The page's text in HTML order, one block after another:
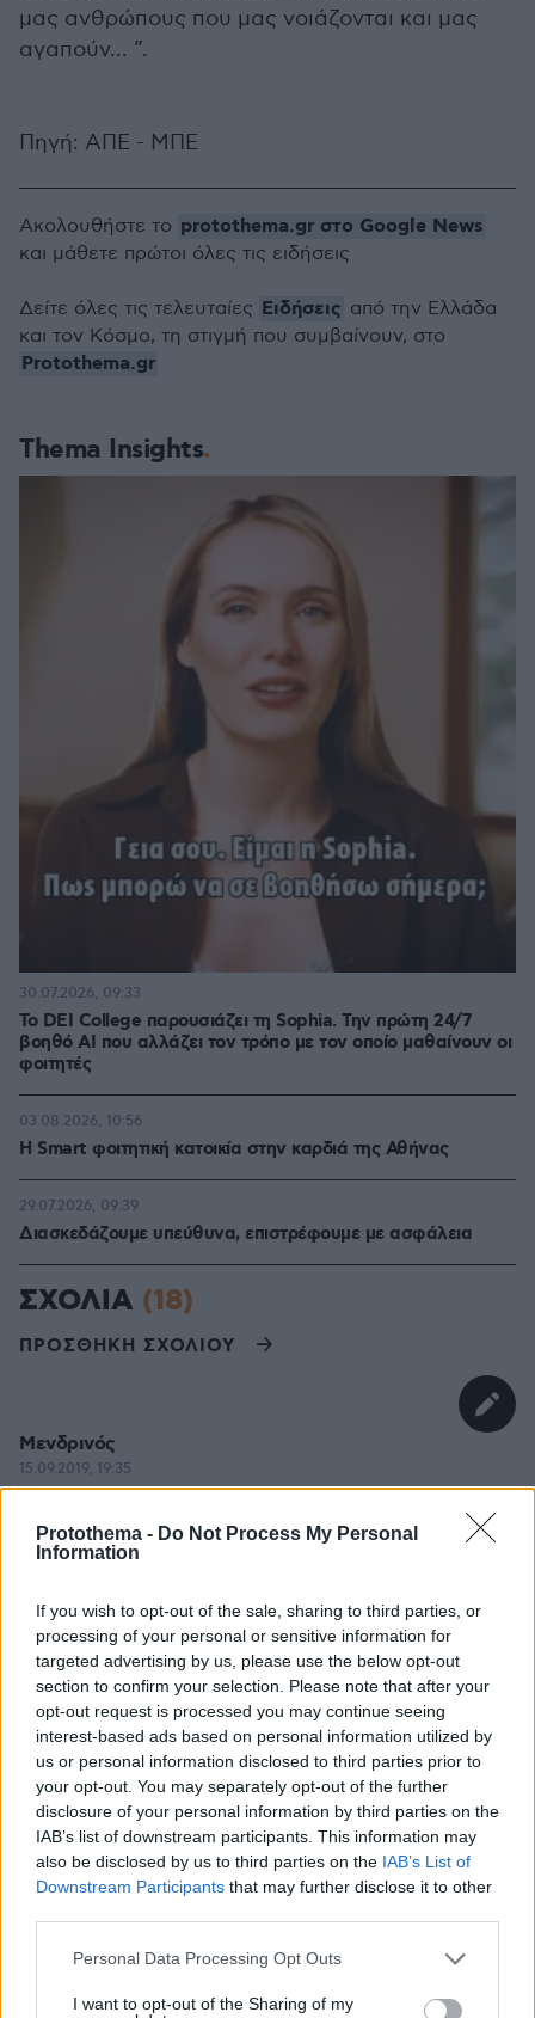
Protothema - Do Not Process My Personal
Information
If you wish to opt-out of the sale, sharing to third parties, or
processing of your personal or sensitive information for
targeted advertising by us, please use the below opt-out
section to confirm your selection. Please note that after your
opt-out request is processed you may continue seeing
interest-based ads based on personal information utilized by
us or personal information disclosed to third parties prior to
your opt-out. You may separately opt-out of the further
disclosure of your personal information by third parties on the
IAB’s list of downstream participants. This information may
also be disclosed by us to third parties on the IAB’s List of
Downstream Participants that may further disclose it to other
Please note that this website/app uses one or more Google
not limited to your visit or usage behaviour. You may click to
Personal Data Processing Opt Outs
I want to opt-out of the Sharing of my
μας ανθρώπους που μας νοιάζονται και μας
αγαπούν... ”.
Πηγή: ΑΠΕ - ΜΠΕ
Thema Insights
Το DEI College παρουσιάζει τη Sophia. Την πρώτη 24/7
βοηθό AI που αλλάζει τον τρόπο με τον οποίο μαθαίνουν οι
φοιτητές
30.07.2026, 09:33
Η Smart φοιτητική κατοικία στην καρδιά της Αθήνας
03.08.2026, 10:56
Διασκεδάζουμε υπεύθυνα, επιστρέφουμε με ασφάλεια
29.07.2026, 09:39
Ακολουθήστε το protothema.gr στο Google News
και μάθετε πρώτοι όλες τις ειδήσεις
Δείτε όλες τις τελευταίες Ειδήσεις από την Ελλάδα
και τον Κόσμο, τη στιγμή που συμβαίνουν, στο
Protothema.gr
ΣΧΟΛΙΑ (18)
ΠΡΟΣΘΗΚΗ ΣΧΟΛΙΟΥ
Μενδρινός
15.09.2019, 19:35
Νομίζω πως η πρωτοβάθμια εκπαίδευση είναι
υποχρεωτική στην Ελλάδα, δηλαδή για να κάνουν τα
γούστα τούς κ τα ταξίδακια τούς οι γονείς της ,
μείνει 7 χρόνια μακριά από το σχολείο;Τι θα πει θα
στέλνει τίς εργασίες μέσω Skype? Η φυσική παρουσία
μες στην τάξη η επαφή με τα άλλα παιδάκια μπορεί
να αντικατασταθεί από τό skype?
ΑΠΑΝΤΗΣΗ
Άσπρισες πριν την ώρα σου.
15.09.2019, 14:25
Μάλλον δεν περνάς και πολύ καλά
Βούλα.Ξανασκέψου το λογικά και μην καταδικάσεις
τη μικρή για μια δηθενιά.
ΑΠΑΝΤΗΣΗ
Ζουλαπι